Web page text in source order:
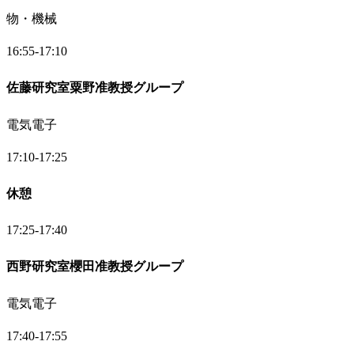
物・機械
16:55-17:10
佐藤研究室粟野准教授グループ
電気電子
17:10-17:25
休憩
17:25-17:40
西野研究室櫻田准教授グループ
電気電子
17:40-17:55